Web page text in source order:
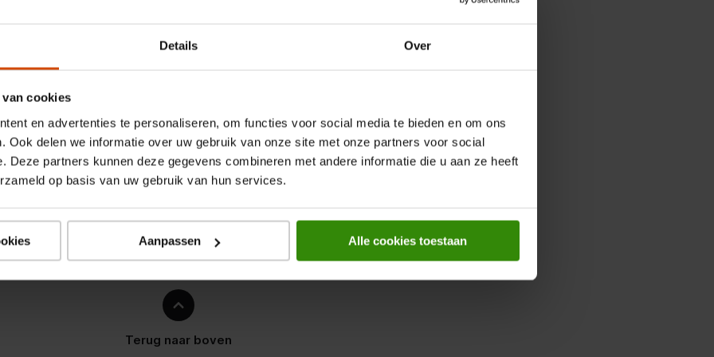
Details Over
cookies
en advertenties te personaliseren, om functies voor social media te bieden en om ons
Ook delen we informatie over uw gebruik van onze site met onze partners voor social
Deze partners kunnen deze gegevens combineren met andere informatie die u aan ze heeft
op basis van uw gebruik van hun services.
Aanpassen Alle cookies toestaan
Terug naar boven